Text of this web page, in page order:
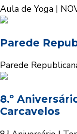
Aula de Yoga |
Parede
Parede
8.º
Carcavelos